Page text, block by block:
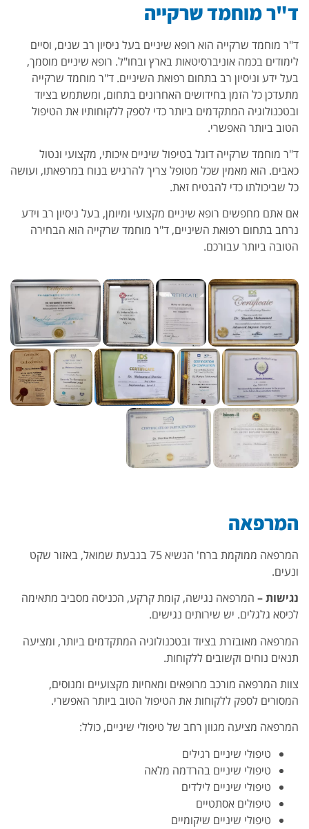
ד"ר מוחמד שרקייה
ד"ר מוחמד שרקייה הוא רופא שיניים בעל ניסיון רב שנים, וסיים
לימודים בכמה אוניברסיטאות בארץ ובחו"ל. רופא שיניים מוסמך,
בעל ידע וניסיון רב בתחום רפואת השיניים. ד"ר מוחמד שרקייה
מתעדכן כל הזמן בחידושים האחרונים בתחום, ומשתמש בציוד
ובטכנולוגיה המתקדמים ביותר כדי לספק ללקוחותיו את הטיפול
הטוב ביותר האפשרי.
ד"ר מוחמד שרקייה דוגל בטיפול שיניים איכותי, מקצועי ונטול
כאבים. הוא מאמין שכל מטופל צריך להרגיש בנוח במרפאתו, ועושה
כל שביכולתו כדי להבטיח זאת.
אם אתם מחפשים רופא שיניים מקצועי ומיומן, בעל ניסיון רב וידע
נרחב בתחום רפואת השיניים, ד"ר מוחמד שרקייה הוא הבחירה
הטובה ביותר עבורכם.
המרפאה
המרפאה ממוקמת ברח' הנשיא 75 בגבעת שמואל, באזור שקט
ונעים.
נגישות – המרפאה נגישה, קומת קרקע, הכניסה מסביב מתאימה
לכיסא גלגלים. יש שירותים נגישים.
המרפאה מאובזרת בציוד ובטכנולוגיה המתקדמים ביותר, ומציעה
תנאים נוחים וקשובים ללקוחות.
צוות המרפאה מורכב מרופאים ומאחיות מקצועיים ומנוסים,
המסורים לספק ללקוחות את הטיפול הטוב ביותר האפשרי.
המרפאה מציעה מגוון רחב של טיפולי שיניים, כולל:
טיפולי שיניים רגילים
טיפולי שיניים בהרדמה מלאה
טיפולי שיניים לילדים
טיפולים אסתטיים
טיפולי שיניים שיקומיים